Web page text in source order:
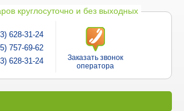
круглосуточно и без выходных
628-31-24
757-69-62
628-31-24
Заказать звонок
оператора